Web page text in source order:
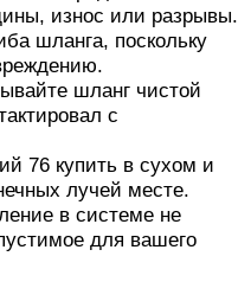
износ или разрывы.
шланга, поскольку
шланг чистой
с
76 купить в сухом и
лучей месте.
в системе не
для вашего